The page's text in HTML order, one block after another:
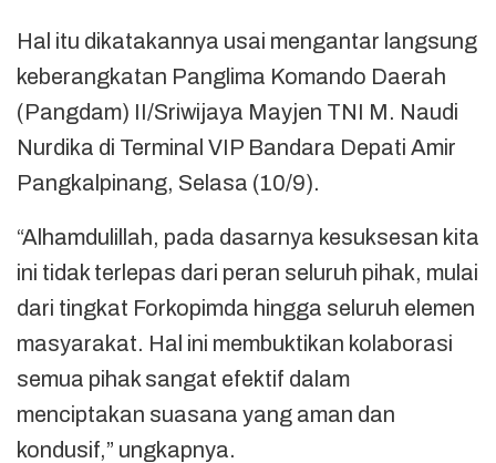
Hal itu dikatakannya usai mengantar langsung
keberangkatan Panglima Komando Daerah
(Pangdam) II/Sriwijaya Mayjen TNI M. Naudi
Nurdika di Terminal VIP Bandara Depati Amir
Pangkalpinang, Selasa (10/9).
“Alhamdulillah, pada dasarnya kesuksesan kita
ini tidak terlepas dari peran seluruh pihak, mulai
dari tingkat Forkopimda hingga seluruh elemen
masyarakat. Hal ini membuktikan kolaborasi
semua pihak sangat efektif dalam
menciptakan suasana yang aman dan
kondusif,” ungkapnya.